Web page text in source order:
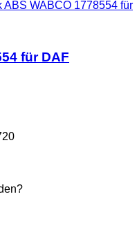
ABS WABCO 1778554 für
für DAF